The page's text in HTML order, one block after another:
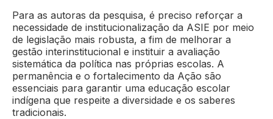
Para as autoras da pesquisa, é preciso reforçar a
necessidade de institucionalização da ASIE por meio
de legislação mais robusta, a fim de melhorar a
gestão interinstitucional e instituir a avaliação
sistemática da política nas próprias escolas. A
permanência e o fortalecimento da Ação são
essenciais para garantir uma educação escolar
indígena que respeite a diversidade e os saberes
tradicionais.